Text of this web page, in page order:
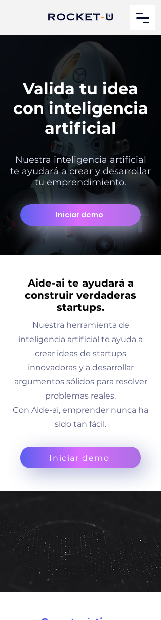
Valida tu idea
con inteligencia
artificial
Nuestra inteligencia artificial
te ayudará a crear y desarrollar
tu emprendimiento.
Iniciar demo
Aide-ai te ayudará a
construir verdaderas
startups.
Nuestra herramienta de
inteligencia artificial te ayuda a
crear ideas de startups
innovadoras y a desarrollar
argumentos sólidos para resolver
problemas reales.
Con Aide-ai, emprender nunca ha
sido tan fácil.
Iniciar demo